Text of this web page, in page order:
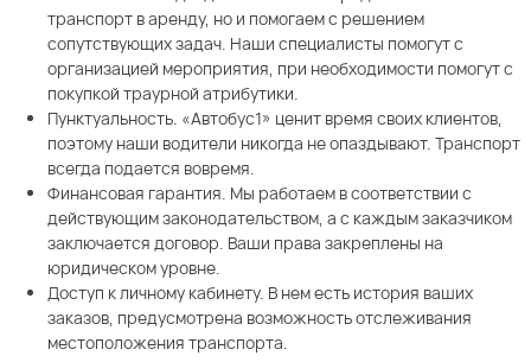
транспорт в аренду, но и помогаем с решением
сопутствующих задач. Наши специалисты помогут с
организацией мероприятия, при необходимости помогут с
покупкой траурной атрибутики.
Пунктуальность. «Автобус1» ценит время своих клиентов,
поэтому наши водители никогда не опаздывают. Транспорт
всегда подается вовремя.
Финансовая гарантия. Мы работаем в соответствии с
действующим законодательством, а с каждым заказчиком
заключается договор. Ваши права закреплены на
юридическом уровне.
Доступ к личному кабинету. В нем есть история ваших
заказов, предусмотрена возможность отслеживания
местоположения транспорта.